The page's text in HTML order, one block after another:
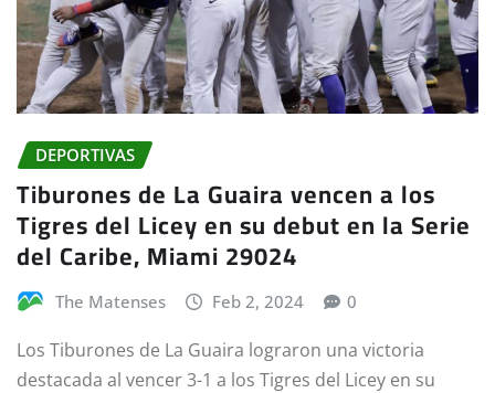
DEPORTIVAS
Tiburones de La Guaira vencen a los
Tigres del Licey en su debut en la Serie
del Caribe, Miami 29024
The Matenses Feb 2, 2024 0
Los Tiburones de La Guaira lograron una victoria
destacada al vencer 3-1 a los Tigres del Licey en su